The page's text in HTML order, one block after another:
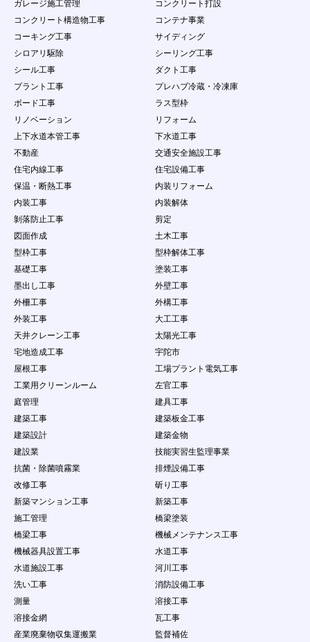
ガレージ施工管理
コンクリート打設
コンクリート構造物工事
コンテナ事業
コーキング工事
サイディング
シロアリ駆除
シーリング工事
シール工事
ダクト工事
プラント工事
プレハブ冷蔵・冷凍庫
ボード工事
ラス型枠
リノベーション
リフォーム
上下水道本管工事
下水道工事
不動産
交通安全施設工事
住宅内線工事
住宅設備工事
保温・断熱工事
内装リフォーム
内装工事
内装解体
剝落防止工事
剪定
図面作成
土木工事
型枠工事
型枠解体工事
基礎工事
塗装工事
墨出し工事
外壁工事
外柵工事
外構工事
外装工事
大工工事
天井クレーン工事
太陽光工事
宅地造成工事
宇陀市
屋根工事
工場プラント電気工事
工業用クリーンルーム
左官工事
庭管理
建具工事
建築工事
建築板金工事
建築設計
建築金物
建設業
技能実習生監理事業
抗菌・除菌噴霧業
排煙設備工事
改修工事
斫り工事
新築マンション工事
新築工事
施工管理
橋梁塗装
橋梁工事
機械メンテナンス工事
機械器具設置工事
水道工事
水道施設工事
河川工事
洗い工事
消防設備工事
測量
溶接工事
溶接金網
瓦工事
産業廃棄物収集運搬業
監督補佐